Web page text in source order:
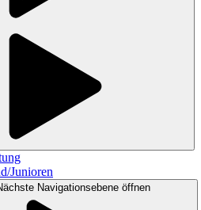
Junioren
Navigationsebene öffnen